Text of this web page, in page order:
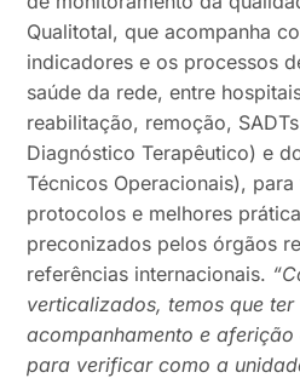
Qualitotal, que acompanha
indicadores e os processos
saúde da rede, entre
reabilitação, remoção,
Diagnóstico Terapêutico) e
Técnicos Operacionais),
protocolos e melhores
preconizados pelos órgãos
referências internacionais.
verticalizados, temos que
acompanhamento e
para verificar como a